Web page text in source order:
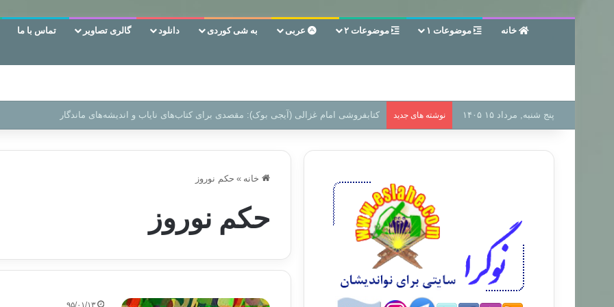
خانه موضوعات ۱ موضوعات ۲ عربی به شی کوردی دانلود گالری تصاویر تماس با ما
پنج شنبه, مرداد ۱۵ ۱۴۰۵ نوشته های جدید سر دفتر فساد در زمین‌، دوری وکناره‌گیری از راه خداست‌!
خانه » حکم نوروز
حکم نوروز
۹۵/۰۱/۱۳